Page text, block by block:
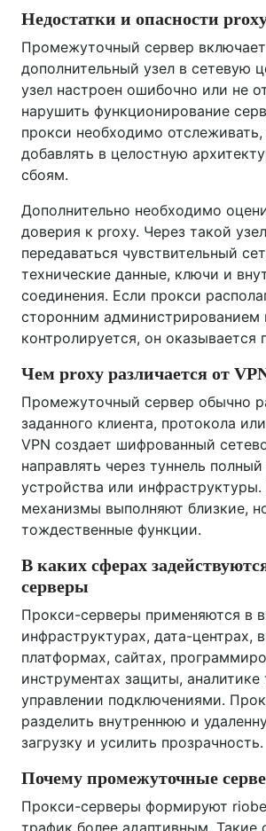
Недостатки и опасности
Промежуточный сервер
дополнительный узел в сетевую
узел настроен ошибочно или не
нарушить функционирование
прокси необходимо
добавлять в целостную
сбоям.
Дополнительно необходимо
доверия к proxy. Через такой
передаваться чувствительный
технические данные, ключи и
соединения. Если прокси
сторонним администрированием
контролируется, он оказывается
Чем proxy различается от
Промежуточный сервер обычно
заданного клиента, протокола
VPN создает шифрованный
направлять через туннель
устройства или
механизмы выполняют близкие,
тождественные функции.
В каких сферах
серверы
Прокси-серверы применяются в
инфраструктурах, дата-центрах,
платформах, сайтах,
инструментах защиты, аналитике
управлении подключениями.
разделить внутреннюю и
загрузку и усилить прозрачность.
Почему промежуточные
Прокси-серверы формируют
трафик более адаптивным. Такие